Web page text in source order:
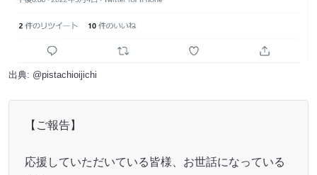
出典: @pistachioijichi
【ご報告】
応援していただいている皆様、お世話になっている